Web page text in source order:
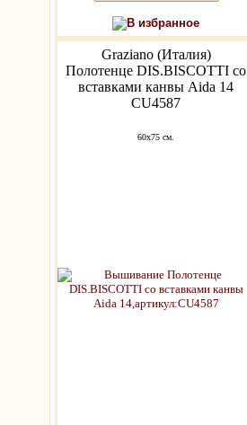
В избранное
Graziano (Италия)
Полотенце DIS.BISCOTTI со
вставками канвы Aida 14
CU4587
60x75 см.